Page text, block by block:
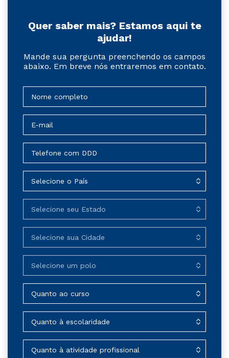
Quer saber mais? Estamos aqui te
ajudar!
Mande sua pergunta preenchendo os campos
abaixo. Em breve nós entraremos em contato.